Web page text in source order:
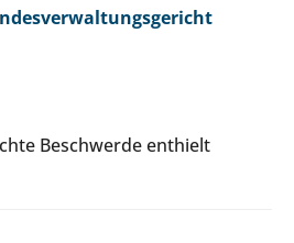
Beschwerde enthielt